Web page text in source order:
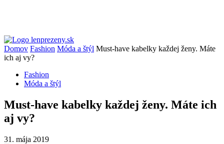
Domov Fashion Móda a štýl Must-have kabelky každej ženy. Máte
ich aj vy?
Fashion
Móda a štýl
Must-have kabelky každej ženy. Máte ich
aj vy?
31. mája 2019